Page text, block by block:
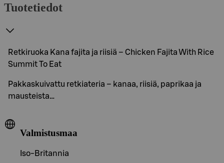
Tuotetiedot
Retkiruoka Kana fajita ja riisiä – Chicken Fajita With Rice
Summit To Eat
Pakkaskuivattu retkiateria – kanaa, riisiä, paprikaa ja
mausteista…
Valmistusmaa
Iso-Britannia